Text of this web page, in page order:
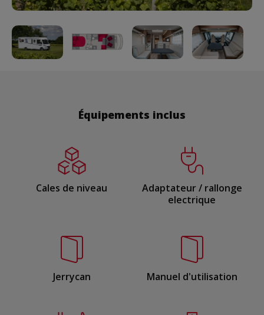
Équipements inclus
Cales de niveau
Adaptateur / rallonge
electrique
Jerrycan Manuel d'utilisation